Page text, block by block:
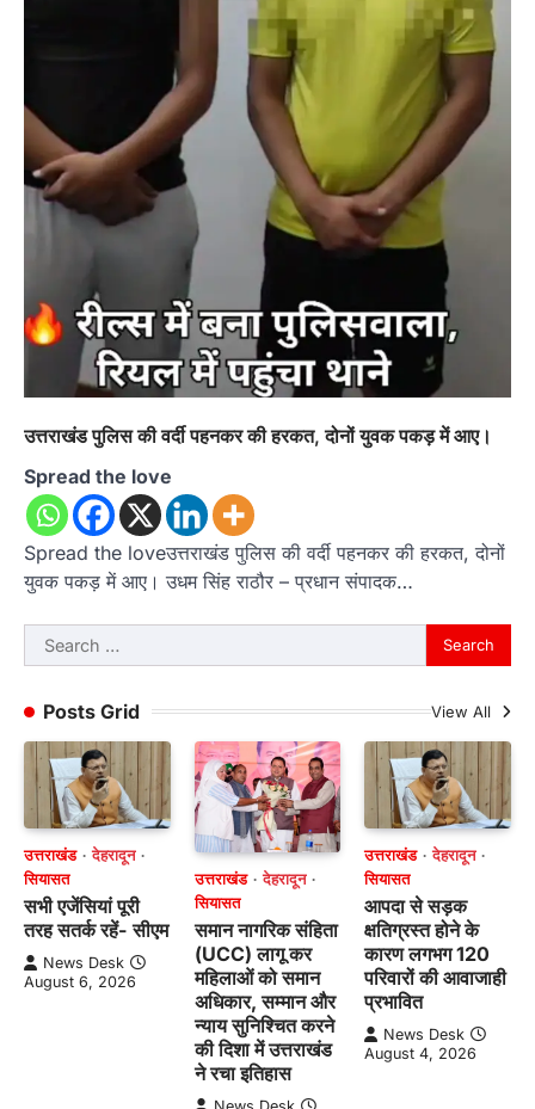
उत्तराखंड पुलिस की वर्दी पहनकर की हरकत, दोनों युवक पकड़ में आए।
Spread the love
Spread the loveउत्तराखंड पुलिस की वर्दी पहनकर की हरकत, दोनों
युवक पकड़ में आए। उधम सिंह राठौर – प्रधान संपादक…
Search
for:
Posts Grid
View All
उत्तराखंड
देहरादून
सियासत
सभी एजेंसियां पूरी
तरह सतर्क रहें- सीएम
News Desk
August 6, 2026
उत्तराखंड
देहरादून
सियासत
समान नागरिक संहिता
(UCC) लागू कर
महिलाओं को समान
अधिकार, सम्मान और
न्याय सुनिश्चित करने
की दिशा में उत्तराखंड
ने रचा इतिहास
उत्तराखंड
देहरादून
सियासत
आपदा से सड़क
क्षतिग्रस्त होने के
कारण लगभग 120
परिवारों की आवाजाही
प्रभावित
News Desk
August 4, 2026